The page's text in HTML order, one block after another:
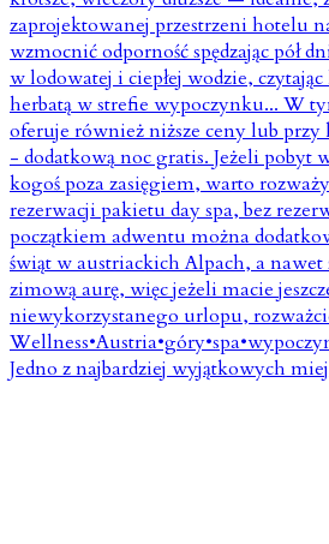
Jedno z najbardziej wyjątkowych